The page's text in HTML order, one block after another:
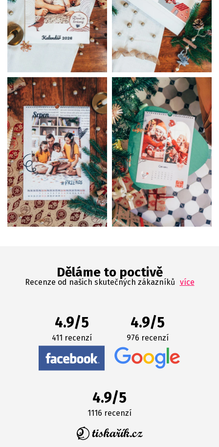
Děláme to poctivě
Recenze od našich skutečných zákazníků více
4.9/5
411 recenzí
4.9/5
976 recenzí
4.9/5
1116 recenzí